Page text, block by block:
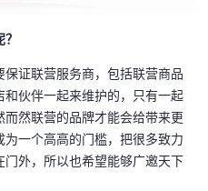
证联营服务商，包括联营商品
伙伴一起来维护的，只有一起
然联营的品牌才能会给带来更
一个高高的门槛，把很多致力
外，所以也希望能够广邀天下